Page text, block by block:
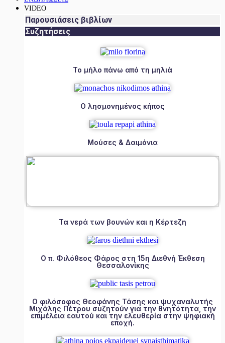
VIDEO
Παρουσιάσεις βιβλίων
Συζητήσεις
Το μήλο πάνω από τη μηλιά
Ο λησμονημένος κήπος
Μούσες & Δαιμόνια
Τα νερά των βουνών και η Κέρτεζη
Ο π. Φιλόθεος Φάρος στη 15η Διεθνή Έκθεση
Θεσσαλονίκης
Ο φιλόσοφος Θεοφάνης Τάσης και ψυχαναλυτής
Μιχάλης Πέτρου συζητούν για την θνητότητα, την
επιμέλεια εαυτού και την ελευθερία στην ψηφιακή
εποχή.